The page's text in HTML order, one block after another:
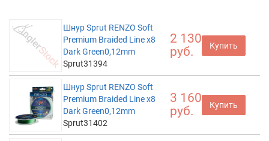
Шнур Sprut RENZO Soft
Premium Braided Line x8
Dark Green0,12mm
Sprut31394
2 130
руб.
Купить
Шнур Sprut RENZO Soft
Premium Braided Line x8
Dark Green0,12mm
Sprut31402
3 160
руб.
Купить